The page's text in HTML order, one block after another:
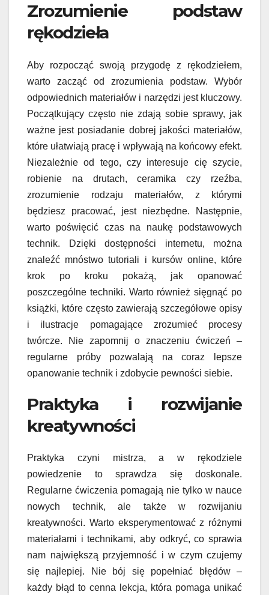
Zrozumienie podstaw
rękodzieła
Aby rozpocząć swoją przygodę z rękodziełem,
warto zacząć od zrozumienia podstaw. Wybór
odpowiednich materiałów i narzędzi jest kluczowy.
Początkujący często nie zdają sobie sprawy, jak
ważne jest posiadanie dobrej jakości materiałów,
które ułatwiają pracę i wpływają na końcowy efekt.
Niezależnie od tego, czy interesuje cię szycie,
robienie na drutach, ceramika czy rzeźba,
zrozumienie rodzaju materiałów, z którymi
będziesz pracować, jest niezbędne. Następnie,
warto poświęcić czas na naukę podstawowych
technik. Dzięki dostępności internetu, można
znaleźć mnóstwo tutoriali i kursów online, które
krok po kroku pokażą, jak opanować
poszczególne techniki. Warto również sięgnąć po
książki, które często zawierają szczegółowe opisy
i ilustracje pomagające zrozumieć procesy
twórcze. Nie zapomnij o znaczeniu ćwiczeń –
regularne próby pozwalają na coraz lepsze
opanowanie technik i zdobycie pewności siebie.
Praktyka i rozwijanie
kreatywności
Praktyka czyni mistrza, a w rękodziele
powiedzenie to sprawdza się doskonale.
Regularne ćwiczenia pomagają nie tylko w nauce
nowych technik, ale także w rozwijaniu
kreatywności. Warto eksperymentować z różnymi
materiałami i technikami, aby odkryć, co sprawia
nam największą przyjemność i w czym czujemy
się najlepiej. Nie bój się popełniać błędów –
każdy błąd to cenna lekcja, która pomaga unikać